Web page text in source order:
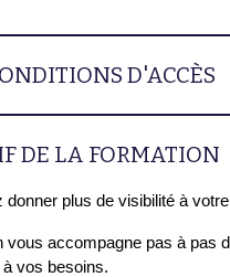
D'ACCÈS
DE LA FORMATION
donner plus de visibilité à
vous accompagne pas à pas
vos besoins.